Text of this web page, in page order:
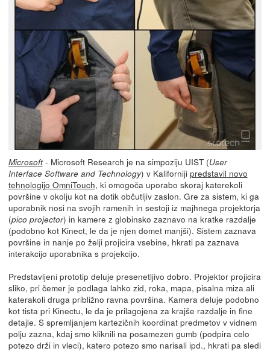
Microsoft- Microsoft Research je na simpoziju UIST (User
Interface Software and Technology) v Kaliforniji predstavil novo
tehnologijo OmniTouch, ki omogoča uporabo skoraj katerekoli
površine v okolju kot na dotik občutljiv zaslon. Gre za sistem, ki ga
uporabnik nosi na svojih ramenih in sestoji iz majhnega projektorja
(pico projector) in kamere z globinsko zaznavo na kratke razdalje
(podobno kot Kinect, le da je njen domet manjši). Sistem zaznava
površine in nanje po želji projicira vsebine, hkrati pa zaznava
interakcijo uporabnika s projekcijo.
Predstavljeni prototip deluje presenetljivo dobro. Projektor projicira
sliko, pri čemer je podlaga lahko zid, roka, mapa, pisalna miza ali
katerakoli druga približno ravna površina. Kamera deluje podobno
kot tista pri Kinectu, le da je prilagojena za krajše razdalje in fine
detajle. S spremljanjem kartezičnih koordinat predmetov v vidnem
polju zazna, kdaj smo kliknili na posamezen gumb (podpira celo
potezo drži in vleci), katero potezo smo narisali ipd., hkrati pa sledi